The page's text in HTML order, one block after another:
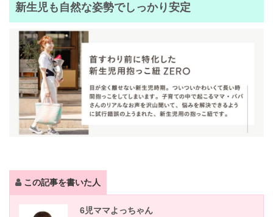
新生児も自然な姿勢でしっかり安定
この記事を書いた人
6児ママよっちゃん